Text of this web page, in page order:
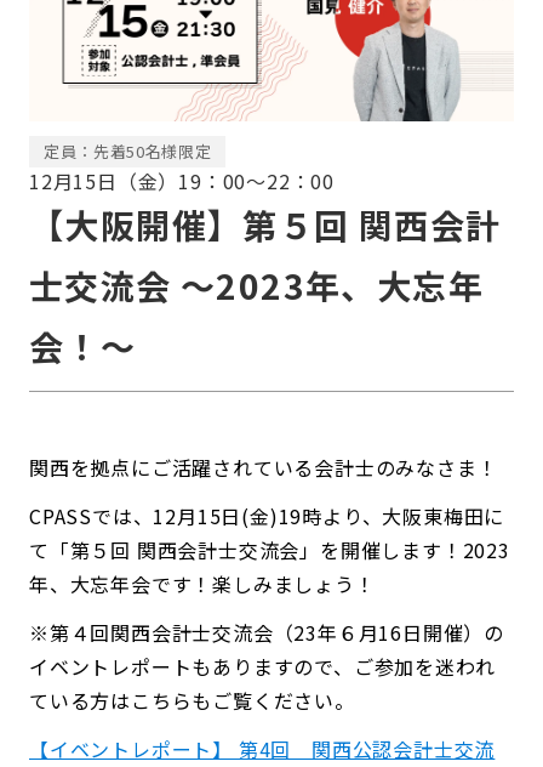
定員：先着50名様限定
12月15日（金）19：00〜22：00
【大阪開催】第５回 関西会計
士交流会 〜2023年、大忘年
会！〜
関西を拠点にご活躍されている会計士のみなさま！
CPASSでは、12月15日(金)19時より、大阪東梅田に
て「第５回 関西会計士交流会」を開催します！2023
年、大忘年会です！楽しみましょう！
※第４回関西会計士交流会（23年６月16日開催）の
イベントレポートもありますので、ご参加を迷われ
ている方はこちらもご覧ください。
【イベントレポート】 第4回 関西公認会計士交流